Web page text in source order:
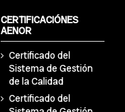
CERTIFICACIÓNES
AENOR
Certificado del
Sistema de Gestión
de la Calidad
Certificado del